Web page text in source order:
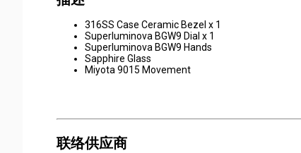
316SS Case Ceramic Bezel x 1
Superluminova BGW9 Dial x 1
Superluminova BGW9 Hands
Sapphire Glass
Miyota 9015 Movement
联络供应商